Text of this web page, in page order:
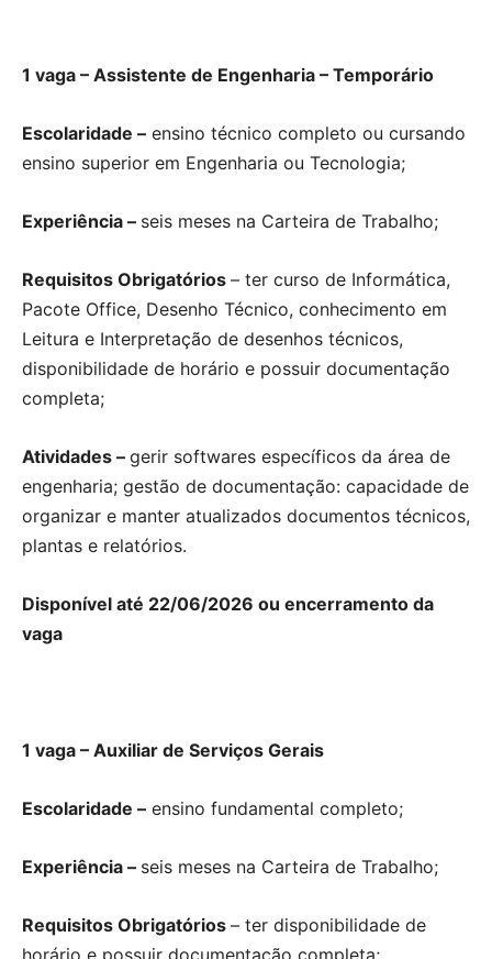
1 vaga – Assistente de Engenharia – Temporário
Escolaridade – ensino técnico completo ou cursando
ensino superior em Engenharia ou Tecnologia;
Experiência – seis meses na Carteira de Trabalho;
Requisitos Obrigatórios – ter curso de Informática,
Pacote Office, Desenho Técnico, conhecimento em
Leitura e Interpretação de desenhos técnicos,
disponibilidade de horário e possuir documentação
completa;
Atividades – gerir softwares específicos da área de
engenharia; gestão de documentação: capacidade de
organizar e manter atualizados documentos técnicos,
plantas e relatórios.
Disponível até 22/06/2026 ou encerramento da
vaga
1 vaga – Auxiliar de Serviços Gerais
Escolaridade – ensino fundamental completo;
Experiência – seis meses na Carteira de Trabalho;
Requisitos Obrigatórios – ter disponibilidade de
horário e possuir documentação completa;